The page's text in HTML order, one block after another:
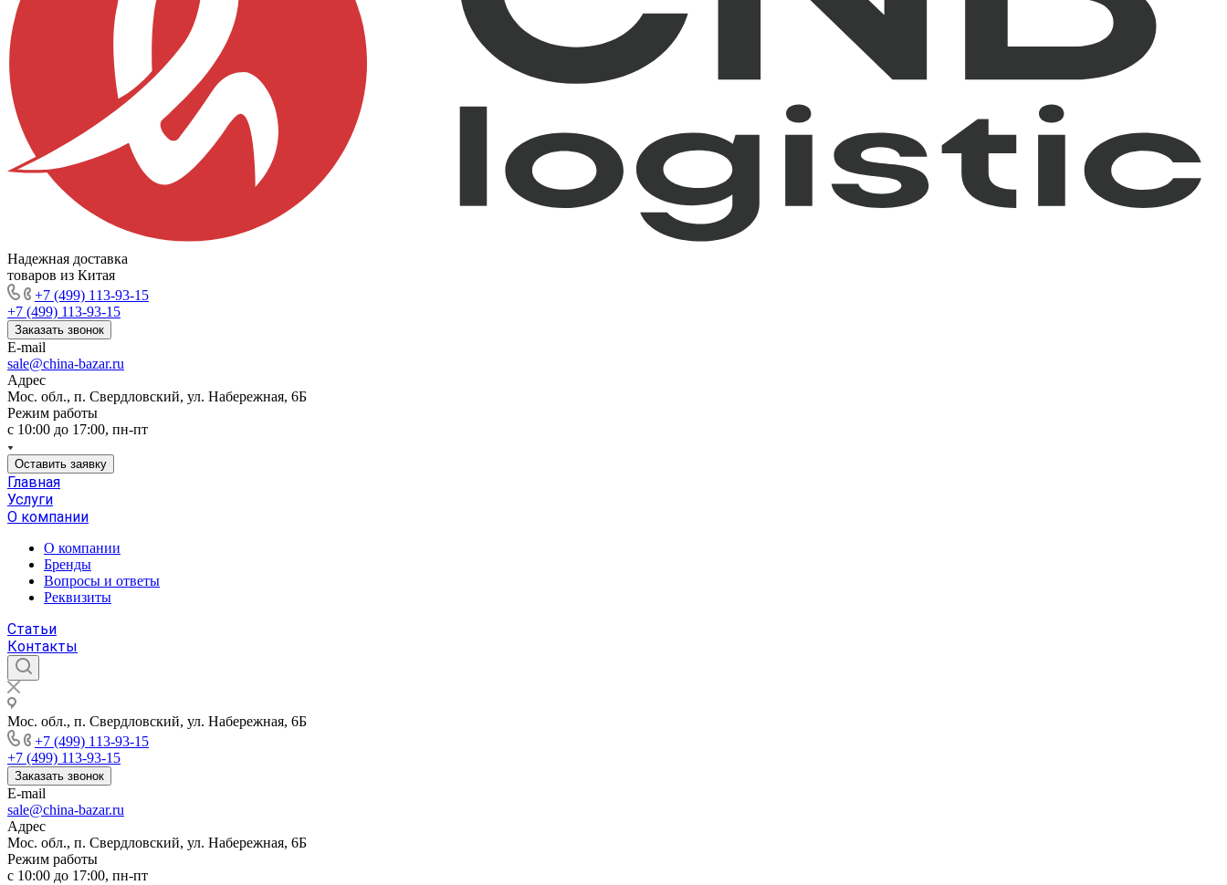
Надежная доставка
товаров из Китая
+7 (499) 113-93-15
+7 (499) 113-93-15
Заказать звонок
E-mail
sale@china-bazar.ru
Адрес
Мос. обл., п. Свердловский, ул. Набережная, 6Б
Режим работы
c 10:00 до 17:00, пн-пт
Оставить заявку
Главная
Услуги
О компании
О компании
Бренды
Вопросы и ответы
Реквизиты
Статьи
Контакты
Мос. обл., п. Свердловский, ул. Набережная, 6Б
+7 (499) 113-93-15
+7 (499) 113-93-15
Заказать звонок
E-mail
sale@china-bazar.ru
Адрес
Мос. обл., п. Свердловский, ул. Набережная, 6Б
Режим работы
c 10:00 до 17:00, пн-пт